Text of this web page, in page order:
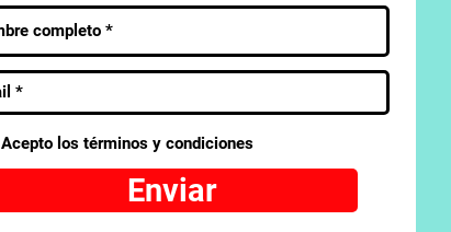
Acepto los términos y condiciones
Enviar